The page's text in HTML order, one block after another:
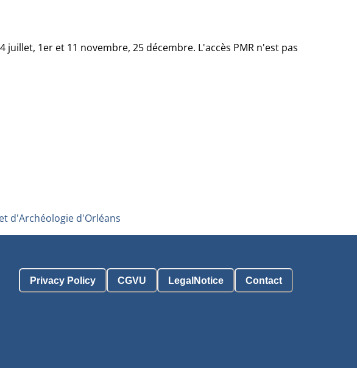
1er et 11 novembre, 25 décembre. L'accès PMR n'est pas
d'Archéologie d'Orléans
Privacy Policy CGVU LegalNotice Contact